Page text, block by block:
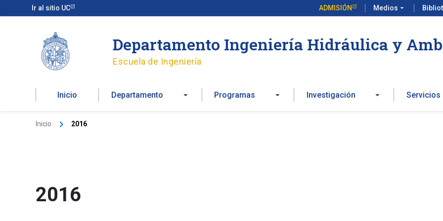
Ir al sitio UC ADMISIÓN Medios arrow_drop_down
al
Departamento Ingeniería Hidráulica y
Escuela de Ingeniería
Inicio Departamento Programas Investigación Servicios
Inicio 2016
2016